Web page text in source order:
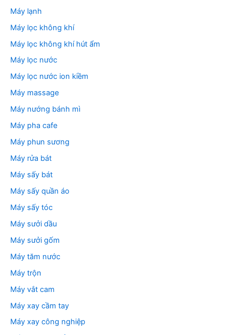
Máy lạnh
Máy lọc không khí
Máy lọc không khí hút ẩm
Máy lọc nước
Máy lọc nước ion kiềm
Máy massage
Máy nướng bánh mì
Máy pha cafe
Máy phun sương
Máy rửa bát
Máy sấy bát
Máy sấy quần áo
Máy sấy tóc
Máy sưởi dầu
Máy sưởi gốm
Máy tăm nước
Máy trộn
Máy vắt cam
Máy xay cầm tay
Máy xay công nghiệp